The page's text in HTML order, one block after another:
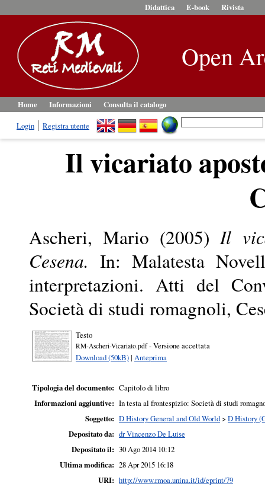
Didattica E-book Rivista
Open
Home Informazioni
Consulta il catalogo
Login
Registra utente
Il vicariato
Ascheri, Mario (2005)Il
Cesena. In: Malatesta
interpretazioni. Atti del
Società di studi romagnoli,
Testo
RM-Ascheri-Vicariato.pdf- Versione accettata
Download (50kB)| Anteprima
Tipologia del documento: Capitolo di libro
Informazioni aggiuntive: In testa al frontespizio: Società di studi
Soggetto: D History General and Old World> D History
Depositato da: dr Vincenzo De Luise
Depositato il: 30 Ago 2014 10:12
Ultima modifica: 28 Apr 2015 16:18
URI: http://www.rmoa.unina.it/id/eprint/79